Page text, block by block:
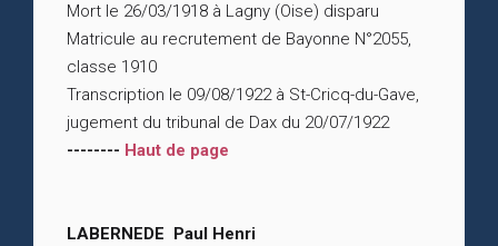
Mort le 26/03/1918 à Lagny (Oise) disparu
Matricule au recrutement de Bayonne N°2055,
classe 1910
Transcription le 09/08/1922 à St-Cricq-du-Gave,
jugement du tribunal de Dax du 20/07/1922
-------- Haut de page
LABERNEDE Paul Henri